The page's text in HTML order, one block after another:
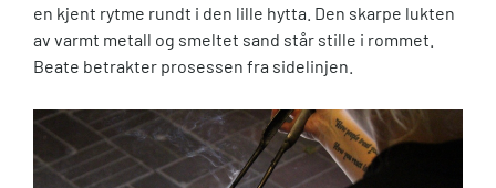
en kjent rytme rundt i den lille hytta. Den skarpe lukten
av varmt metall og smeltet sand står stille i rommet.
Beate betrakter prosessen fra sidelinjen.